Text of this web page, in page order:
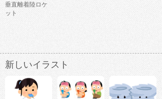
垂直離着陸ロケ
ット
新しいイラスト